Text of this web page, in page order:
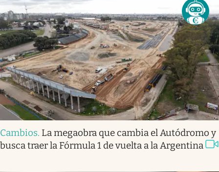
Cambios. La megaobra que cambia el Autódromo y
busca traer la Fórmula 1 de vuelta a la Argentina